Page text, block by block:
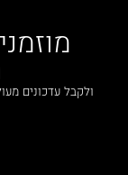
ולקבל עדכונים